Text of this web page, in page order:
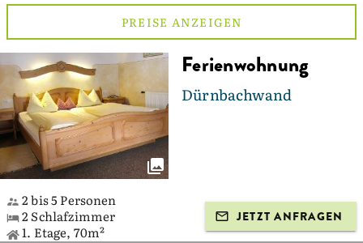
PREISE ANZEIGEN
Ferienwohnung
Dürnbachwand
2 bis 5 Personen
2 Schlafzimmer
1. Etage, 70m²
JETZT ANFRAGEN